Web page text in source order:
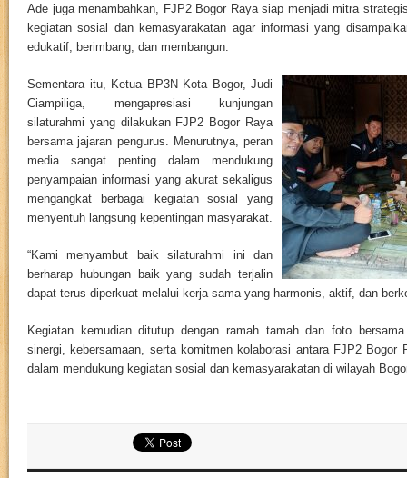
Ade juga menambahkan, FJP2 Bogor Raya siap menjadi mitra
kegiatan sosial dan kemasyarakatan agar informasi yang
edukatif, berimbang, dan membangun.
Sementara itu, Ketua BP3N Kota Bogor, Judi
Ciampiliga, mengapresiasi kunjungan
silaturahmi yang dilakukan FJP2 Bogor Raya
bersama jajaran pengurus. Menurutnya, peran
media sangat penting dalam mendukung
penyampaian informasi yang akurat sekaligus
mengangkat berbagai kegiatan sosial yang
menyentuh langsung kepentingan masyarakat.
“Kami menyambut baik silaturahmi ini dan
berharap hubungan baik yang sudah terjalin
dapat terus diperkuat melalui kerja sama yang harmonis, aktif, dan
Kegiatan kemudian ditutup dengan ramah tamah dan foto
sinergi, kebersamaan, serta komitmen kolaborasi antara FJP2 Bogor
dalam mendukung kegiatan sosial dan kemasyarakatan di wilayah